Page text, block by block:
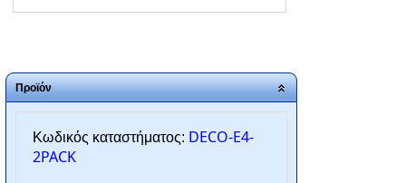
Προϊόν
Κωδικός καταστήματος: DECO-E4-
2PACK